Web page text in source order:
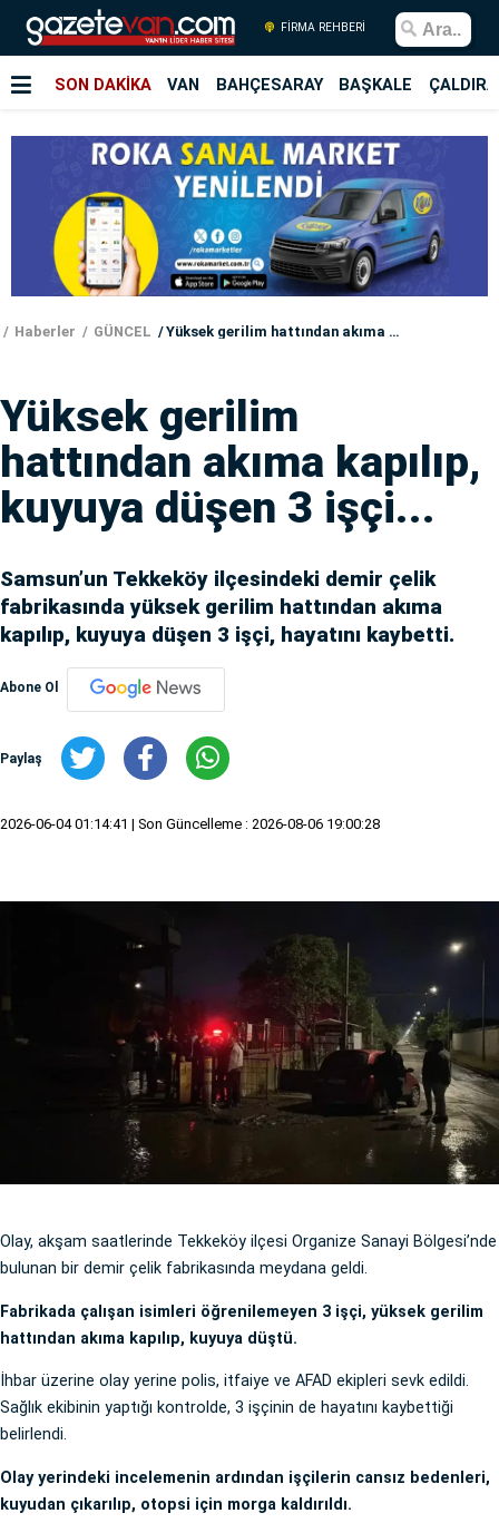
FİRMA REHBERİ
SON DAKİKA VAN BAHÇESARAY BAŞKALE
Haberler GÜNCEL Yüksek gerilim hattından akıma kapılıp, kuyuya düşen 3 işçi...
Yüksek gerilim
hattından akıma kapılıp,
kuyuya düşen 3 işçi...
Samsun’un Tekkeköy ilçesindeki demir çelik
fabrikasında yüksek gerilim hattından akıma
kapılıp, kuyuya düşen 3 işçi, hayatını kaybetti.
Abone Ol
Paylaş
2026-06-04 01:14:41 | Son Güncelleme : 2026-08-06 19:00:28
Olay, akşam saatlerinde Tekkeköy ilçesi Organize Sanayi Bölgesi’nde
bulunan bir demir çelik fabrikasında meydana geldi.
Fabrikada çalışan isimleri öğrenilemeyen 3 işçi, yüksek gerilim
hattından akıma kapılıp, kuyuya düştü.
İhbar üzerine olay yerine polis, itfaiye ve AFAD ekipleri sevk edildi.
Sağlık ekibinin yaptığı kontrolde, 3 işçinin de hayatını kaybettiği
belirlendi.
Olay yerindeki incelemenin ardından işçilerin cansız bedenleri,
kuyudan çıkarılıp, otopsi için morga kaldırıldı.